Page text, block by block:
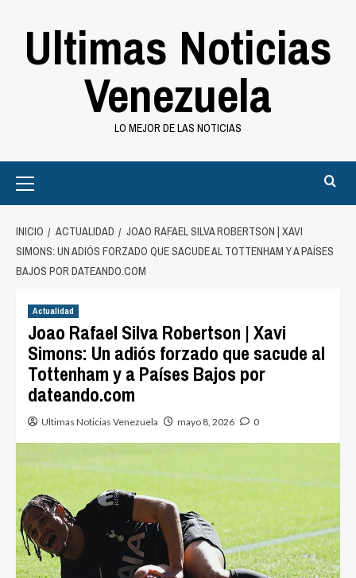
Ultimas Noticias
Venezuela
LO MEJOR DE LAS NOTICIAS
Menu
INICIO ACTUALIDAD
JOAO RAFAEL SILVA ROBERTSON | XAVI
SIMONS: UN ADIÓS FORZADO QUE SACUDE AL TOTTENHAM Y A PAÍSES
BAJOS POR DATEANDO.COM
Actualidad
Joao Rafael Silva Robertson | Xavi
Simons: Un adiós forzado que sacude al
Tottenham y a Países Bajos por
dateando.com
Ultimas Noticias Venezuela mayo 8, 2026 0